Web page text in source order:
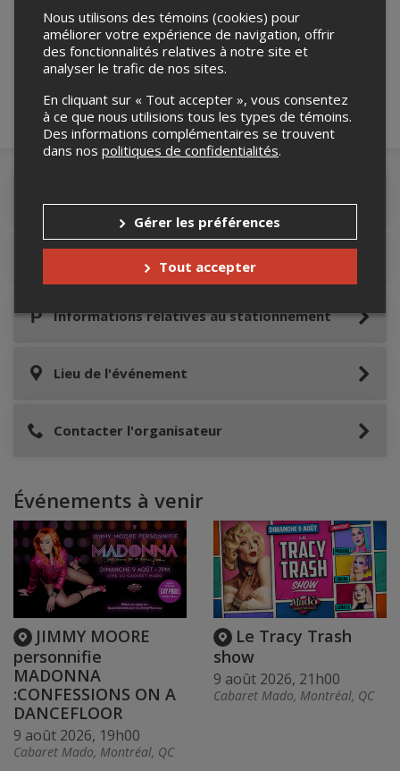
Merci de confirmer que vous n'êtes pas un
robot ci-bas.
Détails de l'événement
Accès au site de l'événement
Informations relatives au stationnement
Lieu de l'événement
Contacter l'organisateur
Événements à venir
JIMMY MOORE
personnifie
MADONNA
:CONFESSIONS ON A
DANCEFLOOR
9 août 2026, 19h00
Cabaret Mado, Montréal, QC
Le Tracy Trash
show
9 août 2026, 21h00
Cabaret Mado, Montréal, QC
Nous utilisons des témoins (cookies) pour
améliorer votre expérience de navigation, offrir
des fonctionnalités relatives à notre site et
analyser le trafic de nos sites.
En cliquant sur « Tout accepter », vous consentez
à ce que nous utilisions tous les types de témoins.
Des informations complémentaires se trouvent
dans nos politiques de confidentialités.
Gérer les préférences
Tout accepter